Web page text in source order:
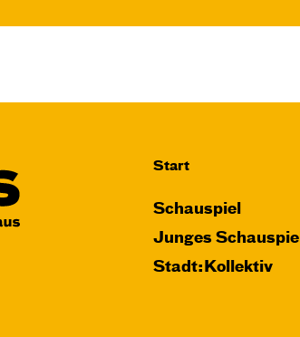
Start
Schauspiel
Junges Schauspiel
Stadt:Kollektiv